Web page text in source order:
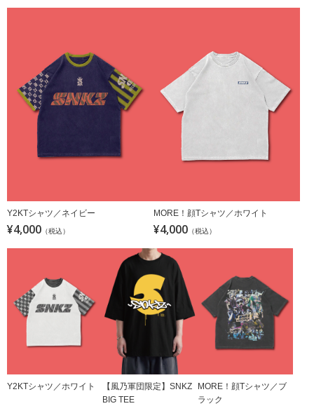
Y2KTシャツ／ネイビー
¥4,000 （税込）
MORE！顔Tシャツ／ホワイト
¥4,000 （税込）
Y2KTシャツ／ホワイト
【風乃軍団限定】SNKZ
BIG TEE
MORE！顔Tシャツ／ブ
ラック